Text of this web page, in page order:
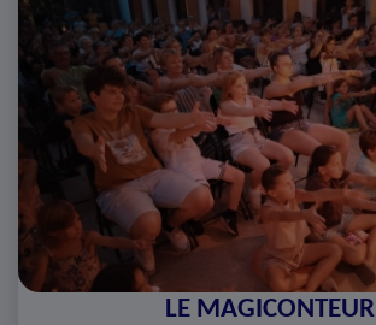
LE MAGICONTEUR